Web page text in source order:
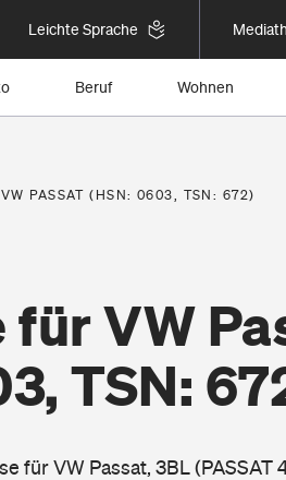
Leichte Sprache
Beruf Wohnen
PASSAT (HSN: 0603, TSN: 672)
VW
TSN:
für VW Passat, 3BL (PASSAT